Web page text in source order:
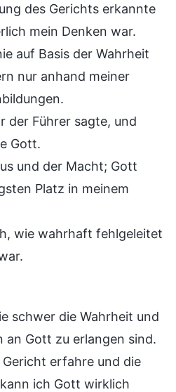
des Gerichts erkannte
mein Denken war.
auf Basis der Wahrheit
nur anhand meiner
der Führer sagte, und
Gott.
und der Macht; Gott
Platz in meinem
wie wahrhaft fehlgeleitet
schwer die Wahrheit und
an Gott zu erlangen sind.
erfahre und die
ich Gott wirklich